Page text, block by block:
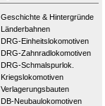
Geschichte & Hintergründe
Länderbahnen
DRG-Einheitslokomotiven
DRG-Zahnradlokomotiven
DRG-Schmalspurlok.
Kriegslokomotiven
Verlagerungsbauten
DB-Neubaulokomotiven